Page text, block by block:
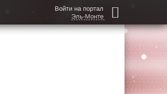
Войти на портал
Эль-Монте